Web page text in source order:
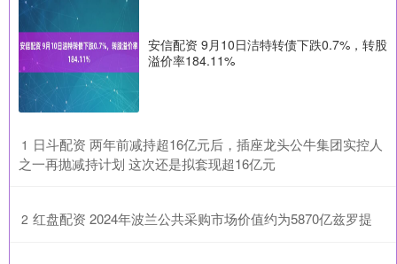
安信配资 9月10日洁特转债下跌0.7%，转股
溢价率184.11%
1 ​日斗配资 两年前减持超16亿元后，插座龙头公牛集团实控人
之一再抛减持计划 这次还是拟套现超16亿元
2 ​红盘配资 2024年波兰公共采购市场价值约为5870亿兹罗提